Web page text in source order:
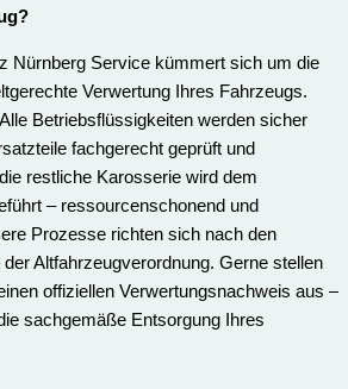
Nürnberg Service kümmert sich um die
Verwertung Ihres Fahrzeugs.
Betriebsflüssigkeiten werden sicher
fachgerecht geprüft und
restliche Karosserie wird dem
– ressourcenschonend und
Prozesse richten sich nach den
Altfahrzeugverordnung. Gerne stellen
offiziellen Verwertungsnachweis aus –
sachgemäße Entsorgung Ihres